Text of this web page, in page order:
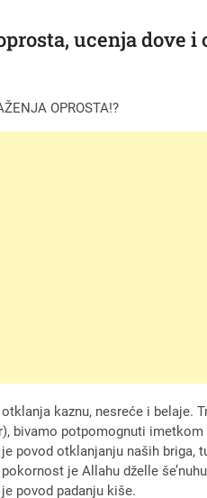
ucenja dove
OPROSTA!?
kaznu, nesreće i
bivamo potpomognuti
povod otklanjanju naših briga,
je Allahu dželle
povod padanju kiše.